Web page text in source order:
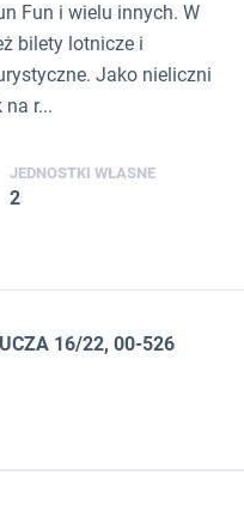
Fun i wielu innych. W
bilety lotnicze i
Jako nieliczni
r...
JEDNOSTKI WŁASNE
2
16/22, 00-526